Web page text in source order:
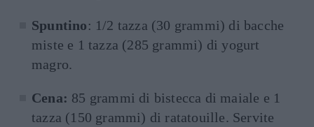
Spuntino: 1/2 tazza (30 grammi) di bacche
miste e 1 tazza (285 grammi) di yogurt
magro.
Cena: 85 grammi di bistecca di maiale e 1
tazza (150 grammi) di ratatouille. Servite